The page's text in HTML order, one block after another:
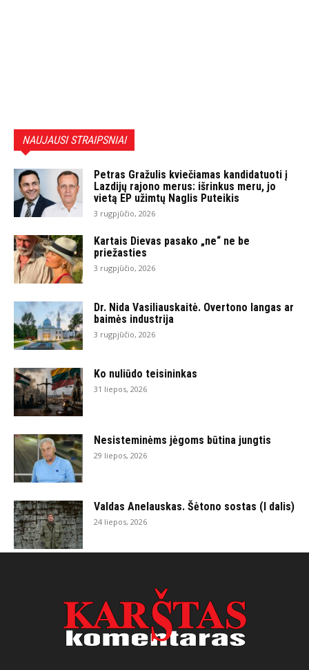
NAUJAUSI STRAIPSNIAI
Petras Gražulis kviečiamas kandidatuoti į
Lazdijų rajono merus: išrinkus meru, jo
vietą EP užimtų Naglis Puteikis
3 rugpjūčio, 2026
Kartais Dievas pasako „ne“ ne be
priežasties
3 rugpjūčio, 2026
Dr. Nida Vasiliauskaitė. Overtono langas ar
baimės industrija
3 rugpjūčio, 2026
Ko nuliūdo teisininkas
31 liepos, 2026
Nesisteminėms jėgoms būtina jungtis
29 liepos, 2026
Valdas Anelauskas. Šėtono sostas (I dalis)
24 liepos, 2026